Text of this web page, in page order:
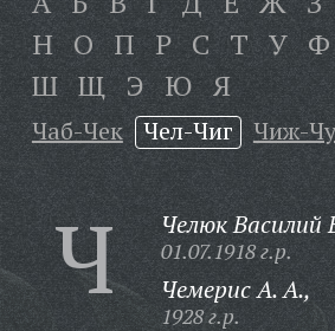
Н О П Р С Т У Ф
Ш Щ Э Ю Я
Чаб-Чек Чел-Чиг Чиж-
Ч Челюк Василий
01.07.1918 г.р.
Чемерис А. А.,
1928 г.р.